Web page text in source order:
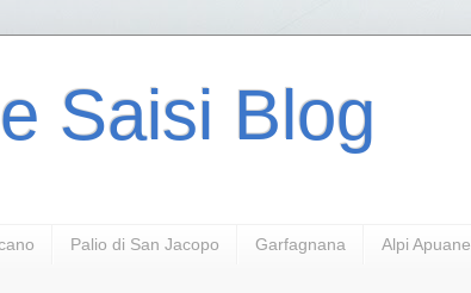
Saisi Blog
Palio di San Jacopo Garfagnana Alpi Apuane